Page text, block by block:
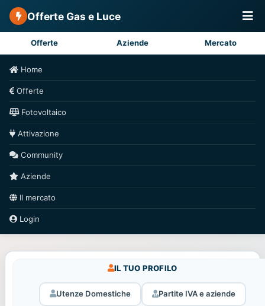
Offerte Gas e Luce
Offerte Aziende Mercato
Home
Offerte
Fotovoltaico
Attivazione
Community
Aziende
Il mercato
Login
IL TUO PROFILO
Utenze Domestiche Partite IVA e aziende